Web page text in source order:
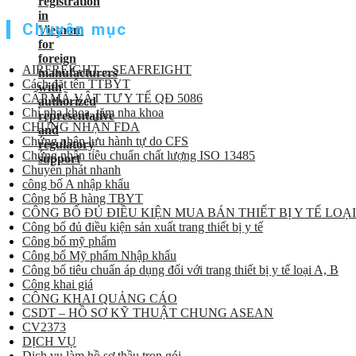
Chuyên mục
AIRFREIGHT – SEAFREIGHT
Cách đặt tên TTBYT
CẤP MÃ VẬT TƯ Y TẾ QĐ 5086
Chỉ nha khoa, tăm nha khoa
CHỨNG NHẬN FDA
Chứng nhận lưu hành tự do CFS
Chứng nhận tiêu chuẩn chất lượng ISO 13485
Chuyển phát nhanh
công bố A nhập khẩu
Công bố B hàng TBYT
CÔNG BỐ ĐỦ ĐIỀU KIỆN MUA BÁN THIẾT BỊ Y TẾ
Công bố đủ điều kiện sản xuất trang thiết bị y tế
Công bố mỹ phẩm
Công bố Mỹ phẩm Nhập khẩu
Công bố tiêu chuẩn áp dụng đối với trang thiết bị y tế loại A, B
Công khai giá
CÔNG KHAI QUẢNG CÁO
CSDT – HỒ SƠ KỸ THUẬT CHUNG ASEAN
CV2373
DỊCH VỤ